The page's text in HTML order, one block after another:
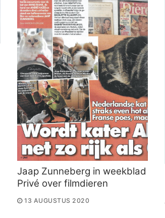
Jaap Zunneberg in weekblad
Privé over filmdieren
13 AUGUSTUS 2020